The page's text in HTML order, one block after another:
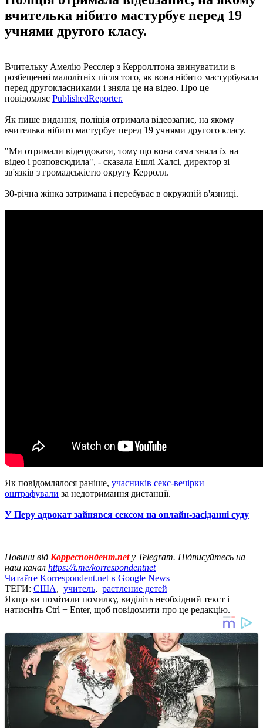
вчителька нібито мастурбує перед 19
учнями другого класу.
Вчительку Амелію Ресслер з Керроллтона звинуватили в
розбещенні малолітніх після того, як вона нібито мастурбувала
перед другокласниками і зняла це на відео. Про це
повідомляє PublishedReporter.
Як пише видання, поліція отримала відеозапис, на якому
вчителька нібито мастурбує перед 19 учнями другого класу.
"Ми отримали відеодокази, тому що вона сама зняла їх на
відео і розповсюдила", - сказала Ешлі Халсі, директор зі
зв'язків з громадськістю округу Керролл.
30-річна жінка затримана і перебуває в окружній в'язниці.
Як повідомлялося раніше, учасників секс-вечірки
оштрафували за недотримання дистанції.
У Перу адвокат зайнявся сексом на онлайн-засіданні суду
Новини від Корреспондент.netу Telegram. Підписуйтесь на
наш канал https://t.me/korrespondentnet
Читайте Korrespondent.net в Google News
ТЕГИ: США, учитель, растление детей
Якщо ви помітили помилку, виділіть необхідний текст і
натисніть Ctrl + Enter, щоб повідомити про це редакцію.